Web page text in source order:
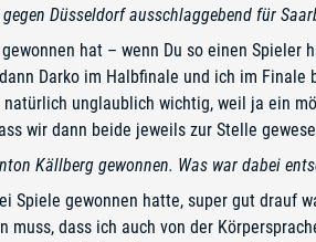
Düsseldorf ausschlaggebend für
hat – wenn Du so einen Spieler
Darko im Halbfinale und ich im Finale
unglaublich wichtig, weil ja ein
wir dann beide jeweils zur Stelle
Källberg gewonnen. Was war dabei
Spiele gewonnen hatte, super gut drauf
dass ich auch von der